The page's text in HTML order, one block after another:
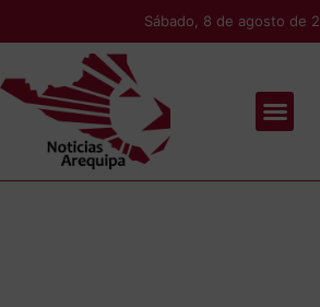
Sábado, 8 de agosto de